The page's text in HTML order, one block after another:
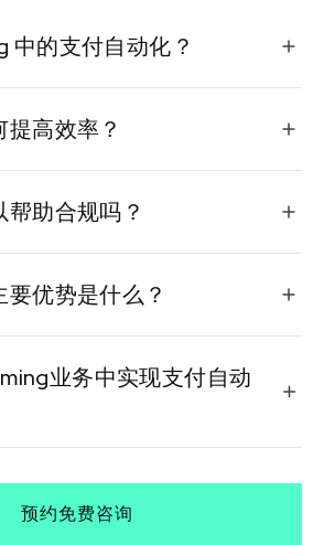
中的支付自动化？
的需求。
高效率？
注于增长和玩家参与度。
助合规吗？
优势是什么？
验。业务中实现支付自动
优化。
预约免费咨询